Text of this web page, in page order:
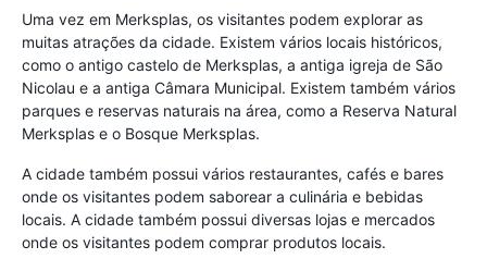
Uma vez em Merksplas, os visitantes podem explorar as
muitas atrações da cidade. Existem vários locais históricos,
como o antigo castelo de Merksplas, a antiga igreja de São
Nicolau e a antiga Câmara Municipal. Existem também vários
parques e reservas naturais na área, como a Reserva Natural
Merksplas e o Bosque Merksplas.
A cidade também possui vários restaurantes, cafés e bares
onde os visitantes podem saborear a culinária e bebidas
locais. A cidade também possui diversas lojas e mercados
onde os visitantes podem comprar produtos locais.